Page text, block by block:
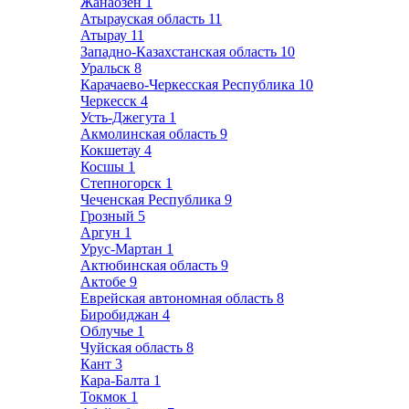
Атырауская область 11
Атырау 11
Западно-Казахстанская область 10
Уральск 8
Карачаево-Черкесская Республика 10
Черкесск 4
Усть-Джегута 1
Акмолинская область 9
Кокшетау 4
Косшы 1
Степногорск 1
Чеченская Республика 9
Грозный 5
Аргун 1
Урус-Мартан 1
Актюбинская область 9
Актобе 9
Еврейская автономная область 8
Биробиджан 4
Облучье 1
Чуйская область 8
Кант 3
Кара-Балта 1
Токмок 1